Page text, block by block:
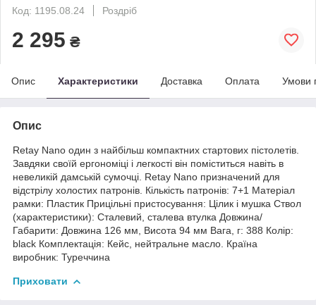
Код: 1195.08.24
Роздріб
2 295 ₴
Опис Характеристики Доставка Оплата Умови
Опис
Retay Nano один з найбільш компактних стартових пістолетів.
Завдяки своїй ергономіці і легкості він поміститься навіть в
невеликій дамській сумочці. Retay Nano призначений для
відстрілу холостих патронів. Кількість патронів: 7+1 Матеріал
рамки: Пластик Прицільні пристосування: Цілик і мушка Ствол
(характеристики): Сталевий, сталева втулка Довжина/
Габарити: Довжина 126 мм, Висота 94 мм Вага, г: 388 Колір:
black Комплектація: Кейс, нейтральне масло. Країна
виробник: Туреччина
Приховати